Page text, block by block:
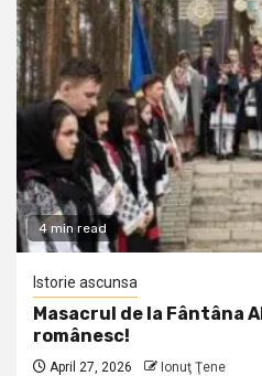
4 min read
Istorie ascunsa
Masacrul de la Fântâna
românesc!
April 27, 2026 Ionuţ Ţene